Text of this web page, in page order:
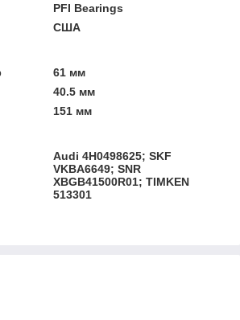
PFI Bearings
США
61 мм
40.5 мм
151 мм
Audi 4H0498625; SKF
VKBA6649; SNR
XBGB41500R01; TIMKEN
513301